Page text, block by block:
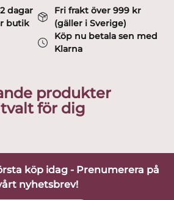
dagar
butik
Fri frakt över 999 kr
(gäller i Sverige)
Köp nu betala sen med
Klarna
produkter
för dig
köp idag - Prenumerera på
nyhetsbrev!